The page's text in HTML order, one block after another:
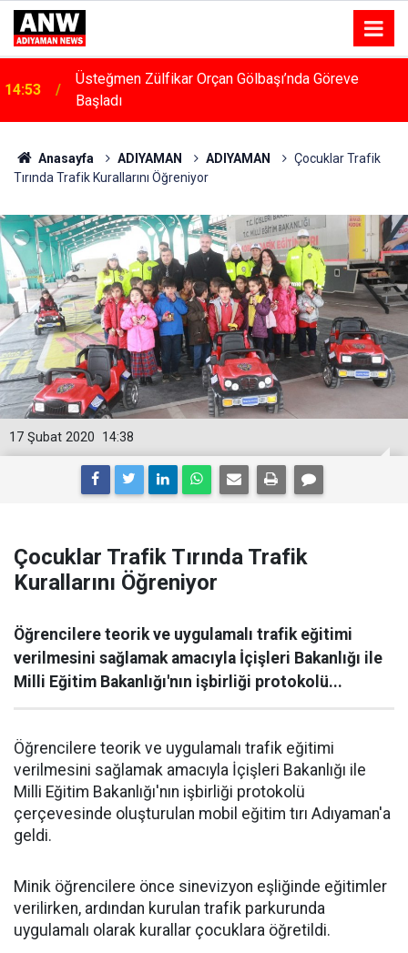
14:48 Menfeze Çarpan Araç Sürücüsü Yaralandı
Anasayfa ADIYAMAN ADIYAMAN
Çocuklar Trafik
Tırında Trafik Kurallarını Öğreniyor
14:38
17 Şubat 2020
Çocuklar Trafik Tırında Trafik
Kurallarını Öğreniyor
Öğrencilere teorik ve uygulamalı trafik eğitimi
verilmesini sağlamak amacıyla İçişleri Bakanlığı ile
Milli Eğitim Bakanlığı'nın işbirliği protokolü...
Öğrencilere teorik ve uygulamalı trafik eğitimi
verilmesini sağlamak amacıyla İçişleri Bakanlığı ile
Milli Eğitim Bakanlığı'nın işbirliği protokolü
çerçevesinde oluşturulan mobil eğitim tırı Adıyaman'a
geldi.
Minik öğrencilere önce sinevizyon eşliğinde eğitimler
verilirken, ardından kurulan trafik parkurunda
uygulamalı olarak kurallar çocuklara öğretildi.